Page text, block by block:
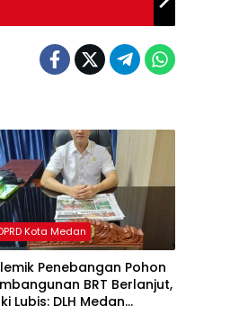
Kota Medan
Penebangan Pohon
BRT Berlanjut,
Lubis: DLH Medan